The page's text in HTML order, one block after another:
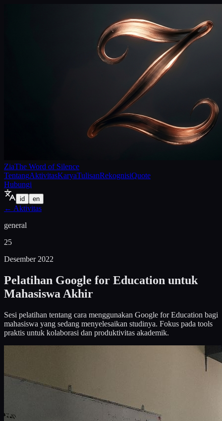
ZiaThe Word of Silence
TentangAktivitasKaryaTulisanRekognisiQuote
Hubungi
id en
← Aktivitas
general
25
Desember 2022
Pelatihan Google for Education untuk
Mahasiswa Akhir
Sesi pelatihan tentang cara menggunakan Google for Education bagi
mahasiswa yang sedang menyelesaikan studinya. Fokus pada tools
praktis untuk kolaborasi dan produktivitas akademik.